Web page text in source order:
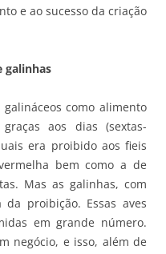
e ao sucesso da criação
galinhas
como alimento
aos dias (sextas-
era proibido aos fieis
bem como a de
Mas as galinhas, com
proibição. Essas aves
em grande número.
negócio, e isso, além de